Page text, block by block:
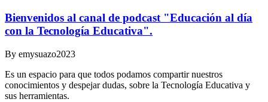
Bienvenidos al canal de podcast "Educación al día
con la Tecnología Educativa".
By emysuazo2023
Es un espacio para que todos podamos compartir nuestros
conocimientos y despejar dudas, sobre la Tecnología Educativa y
sus herramientas.